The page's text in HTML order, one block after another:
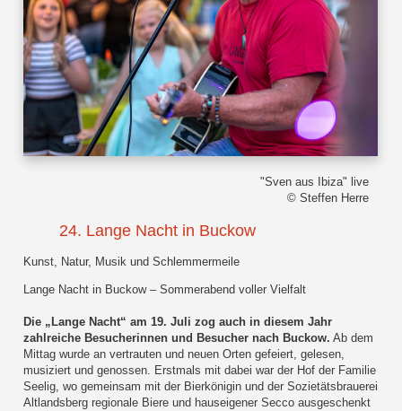
"Sven aus Ibiza" live
© Steffen Herre
24. Lange Nacht in Buckow
Kunst, Natur, Musik und Schlemmermeile
Lange Nacht in Buckow – Sommerabend voller Vielfalt
Die „Lange Nacht“ am 19. Juli zog auch in diesem Jahr
zahlreiche Besucherinnen und Besucher nach Buckow. Ab dem
Mittag wurde an vertrauten und neuen Orten gefeiert, gelesen,
musiziert und genossen. Erstmals mit dabei war der Hof der Familie
Seelig, wo gemeinsam mit der Bierkönigin und der Sozietätsbrauerei
Altlandsberg regionale Biere und hauseigener Secco ausgeschenkt